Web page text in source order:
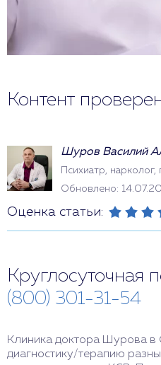
Контент
Шуров Василий
Психиатр, нарколог,
Обновлено:
Оценка статьи:
Круглосуточная
(800) 301-31-54
Клиника доктора Шурова
диагностику/терапию